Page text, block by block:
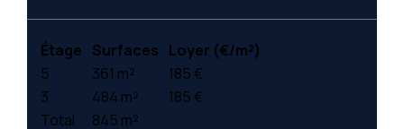
Étage Surfaces Loyer (€/m²)
5
361 m²
185 €
3
484 m²
185 €
Total
845 m²